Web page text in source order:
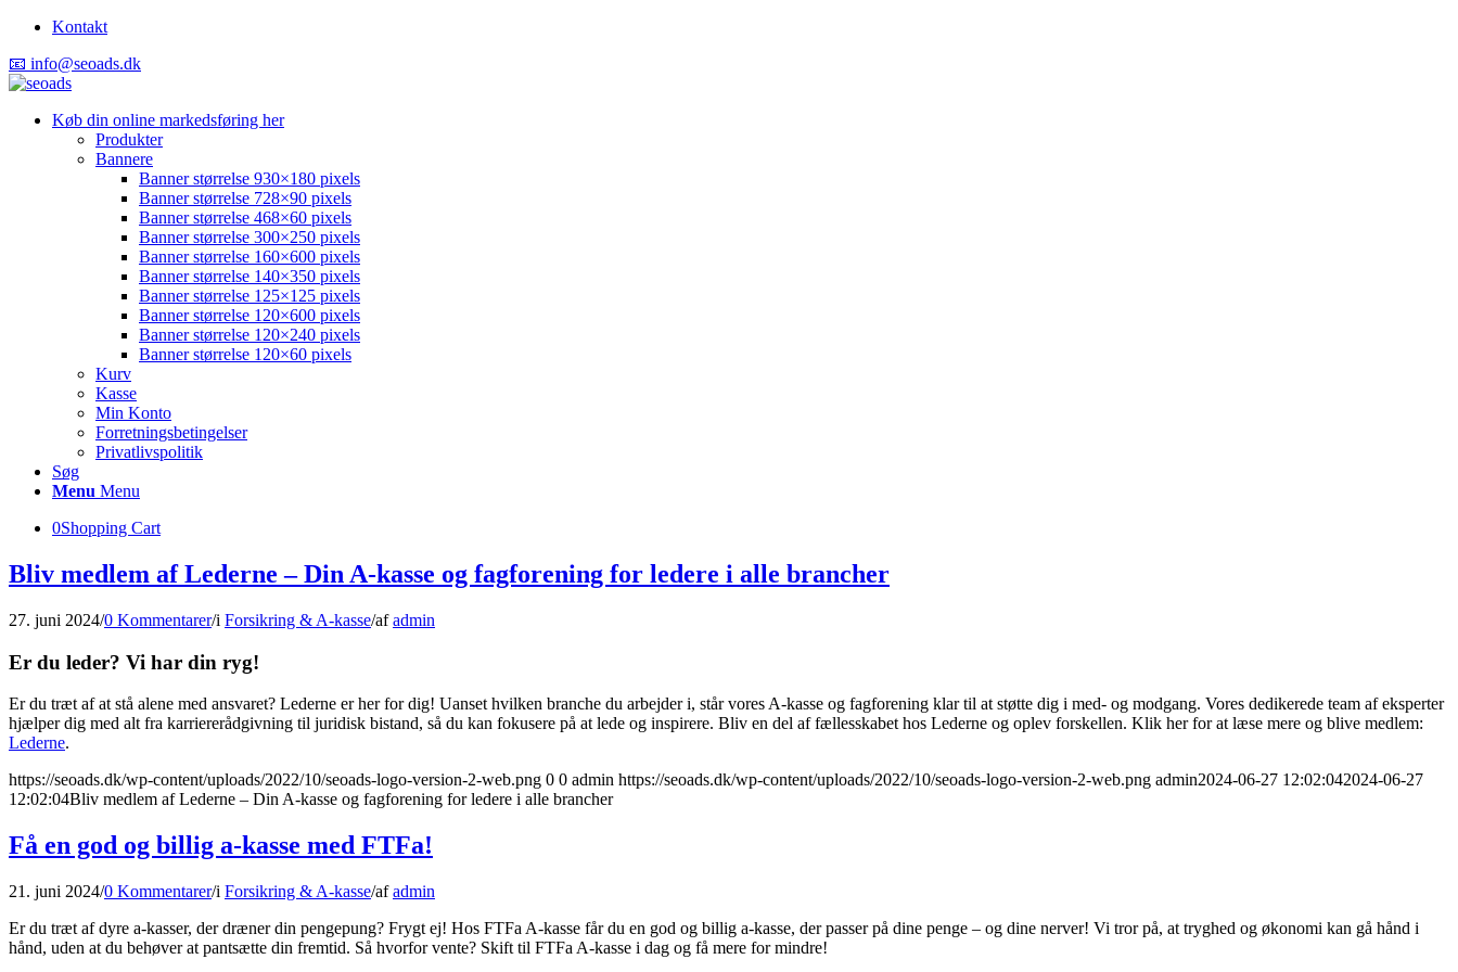
Kontakt
📧 info@seoads.dk
Køb din online markedsføring her
Produkter
Bannere
Banner størrelse 930×180 pixels
Banner størrelse 728×90 pixels
Banner størrelse 468×60 pixels
Banner størrelse 300×250 pixels
Banner størrelse 160×600 pixels
Banner størrelse 140×350 pixels
Banner størrelse 125×125 pixels
Banner størrelse 120×600 pixels
Banner størrelse 120×240 pixels
Banner størrelse 120×60 pixels
Kurv
Kasse
Min Konto
Forretningsbetingelser
Privatlivspolitik
Søg
Menu Menu
0Shopping Cart
Bliv medlem af Lederne – Din A-kasse og fagforening for ledere i alle brancher
27. juni 2024/0 Kommentarer/i Forsikring & A-kasse/afadmin
Er du leder? Vi har din ryg!
Er du træt af at stå alene med ansvaret? Lederne er her for dig! Uanset hvilken branche du arbejder i, står vores A-kasse og fagforening klar til at støtte dig i med- og modgang. Vores dedikerede team af eksperter
hjælper dig med alt fra karriererådgivning til juridisk bistand, så du kan fokusere på at lede og inspirere. Bliv en del af fællesskabet hos Lederne og oplev forskellen. Klik her for at læse mere og blive medlem:
Lederne.
https://seoads.dk/wp-content/uploads/2022/10/seoads-logo-version-2-web.png 0 0 admin https://seoads.dk/wp-content/uploads/2022/10/seoads-logo-version-2-web.png admin2024-06-27 12:02:042024-06-27
12:02:04Bliv medlem af Lederne – Din A-kasse og fagforening for ledere i alle brancher
Få en god og billig a-kasse med FTFa!
21. juni 2024/0 Kommentarer/i Forsikring & A-kasse/afadmin
Er du træt af dyre a-kasser, der dræner din pengepung? Frygt ej! Hos FTFa A-kasse får du en god og billig a-kasse, der passer på dine penge – og dine nerver! Vi tror på, at tryghed og økonomi kan gå hånd i
hånd, uden at du behøver at pantsætte din fremtid. Så hvorfor vente? Skift til FTFa A-kasse i dag og få mere for mindre!